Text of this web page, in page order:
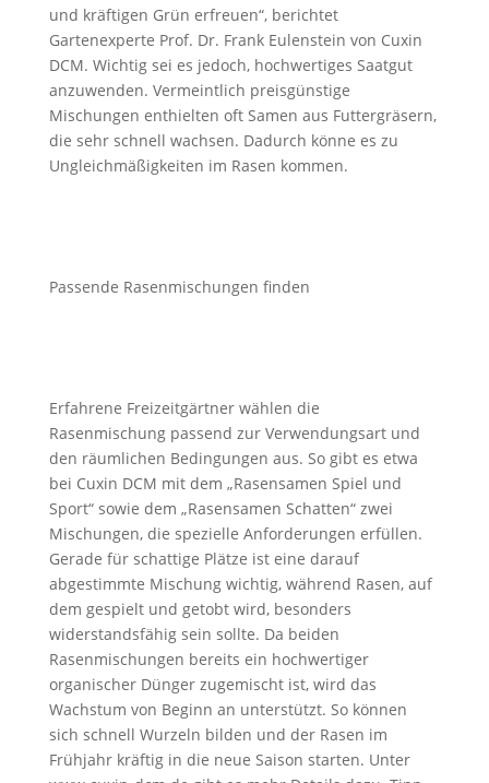
und kräftigen Grün erfreuen“, berichtet
Gartenexperte Prof. Dr. Frank Eulenstein von Cuxin
DCM. Wichtig sei es jedoch, hochwertiges Saatgut
anzuwenden. Vermeintlich preisgünstige
Mischungen enthielten oft Samen aus Futtergräsern,
die sehr schnell wachsen. Dadurch könne es zu
Ungleichmäßigkeiten im Rasen kommen.
Passende Rasenmischungen finden
Erfahrene Freizeitgärtner wählen die
Rasenmischung passend zur Verwendungsart und
den räumlichen Bedingungen aus. So gibt es etwa
bei Cuxin DCM mit dem „Rasensamen Spiel und
Sport“ sowie dem „Rasensamen Schatten“ zwei
Mischungen, die spezielle Anforderungen erfüllen.
Gerade für schattige Plätze ist eine darauf
abgestimmte Mischung wichtig, während Rasen, auf
dem gespielt und getobt wird, besonders
widerstandsfähig sein sollte. Da beiden
Rasenmischungen bereits ein hochwertiger
organischer Dünger zugemischt ist, wird das
Wachstum von Beginn an unterstützt. So können
sich schnell Wurzeln bilden und der Rasen im
Frühjahr kräftig in die neue Saison starten. Unter